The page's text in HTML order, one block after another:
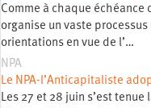
Comme à chaque échéance
organise un vaste
orientations en vue de l’…
NPA
Le NPA-l’Anticapitaliste
Les 27 et 28 juin s’est